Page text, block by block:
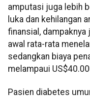
amputasi juga lebih
luka dan kehilangan
finansial,
awal rata-rata
sedangkan biaya
melampaui
Pasien diabetes